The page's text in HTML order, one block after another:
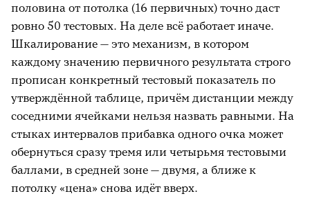
половина от потолка (16 первичных) точно даст
ровно 50 тестовых. На деле всё работает иначе.
Шкалирование — это механизм, в котором
каждому значению первичного результата строго
прописан конкретный тестовый показатель по
утверждённой таблице, причём дистанции между
соседними ячейками нельзя назвать равными. На
стыках интервалов прибавка одного очка может
обернуться сразу тремя или четырьмя тестовыми
баллами, в средней зоне — двумя, а ближе к
потолку «цена» снова идёт вверх.